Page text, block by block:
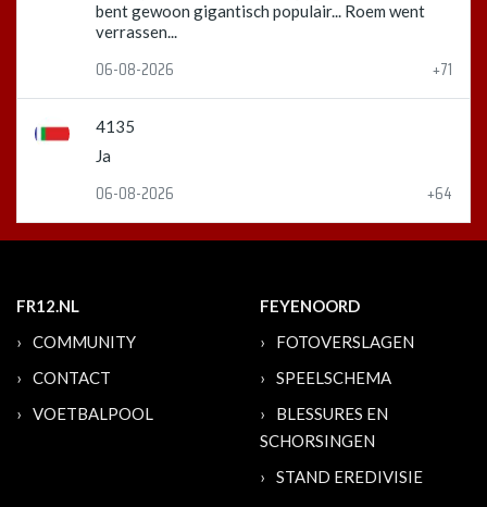
bent gewoon gigantisch populair... Roem went
verrassen...
06-08-2026 +71
4135
Ja
06-08-2026 +64
FR12.NL
COMMUNITY
CONTACT
VOETBALPOOL
FEYENOORD
FOTOVERSLAGEN
SPEELSCHEMA
BLESSURES EN
SCHORSINGEN
STAND EREDIVISIE